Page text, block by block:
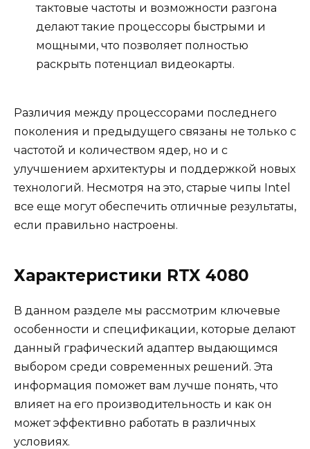
тактовые частоты и возможности разгона
делают такие процессоры быстрыми и
мощными, что позволяет полностью
раскрыть потенциал видеокарты.
Различия между процессорами последнего
поколения и предыдущего связаны не только с
частотой и количеством ядер, но и с
улучшением архитектуры и поддержкой новых
технологий. Несмотря на это, старые чипы Intel
все еще могут обеспечить отличные результаты,
если правильно настроены.
Характеристики RTX 4080
В данном разделе мы рассмотрим ключевые
особенности и спецификации, которые делают
данный графический адаптер выдающимся
выбором среди современных решений. Эта
информация поможет вам лучше понять, что
влияет на его производительность и как он
может эффективно работать в различных
условиях.